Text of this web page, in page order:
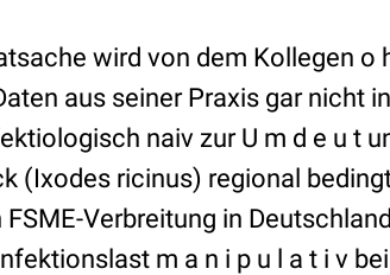
wird von dem Kollegen o
aus seiner Praxis gar nicht
naiv zur U m d e u t
(Ixodes ricinus) regional
Verbreitung in
m a n i p u l a t i v